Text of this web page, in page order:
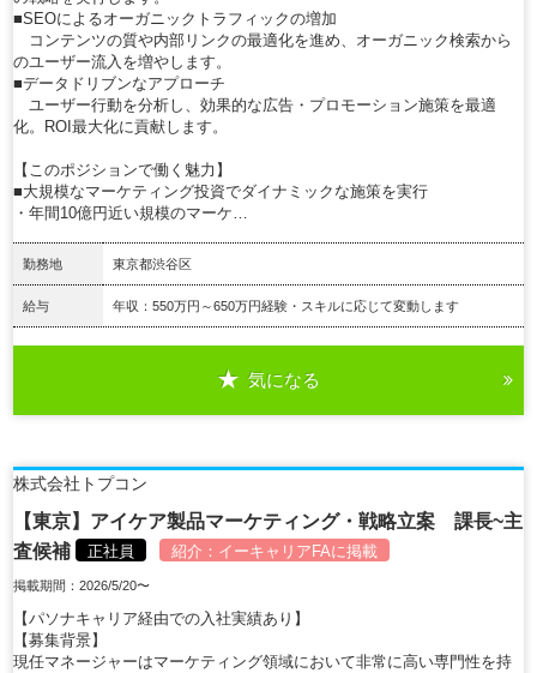
■SEOによるオーガニックトラフィックの増加
コンテンツの質や内部リンクの最適化を進め、オーガニック検索から
のユーザー流入を増やします。
■データドリブンなアプローチ
ユーザー行動を分析し、効果的な広告・プロモーション施策を最適
化。ROI最大化に貢献します。
【このポジションで働く魅力】
■大規模なマーケティング投資でダイナミックな施策を実行
・年間10億円近い規模のマーケ…
勤務地 東京都渋谷区
給与 年収：550万円～650万円経験・スキルに応じて変動します
気になる
株式会社トプコン
【東京】アイケア製品マーケティング・戦略立案 課長~主
査候補
正社員 紹介： イーキャリアFAに掲載
掲載期間：2026/5/20〜
【パソナキャリア経由での入社実績あり】
【募集背景】
現任マネージャーはマーケティング領域において非常に高い専門性を持